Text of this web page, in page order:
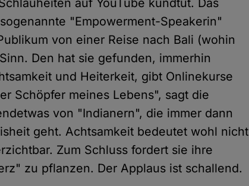
auf YouTube kundtut. Das
"Empowerment-Speakerin"
von einer Reise nach Bali (wohin
Den hat sie gefunden, immerhin
und Heiterkeit, gibt Onlinekurse
Schöpfer meines Lebens", sagt die
von "Indianern", die immer dann
geht. Achtsamkeit bedeutet wohl nicht
Zum Schluss fordert sie ihre
zu pflanzen. Der Applaus ist schallend.